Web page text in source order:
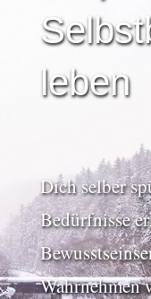
leben
Dich selber
Bedürfnisse
Wahrnehmen